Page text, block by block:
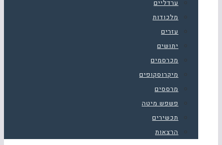
ערדליים
מלכודות
עזרים
יתושים
מכרסמים
מיקרוסקופים
מרססים
פשפש מיטה
תכשירים
הרצאות